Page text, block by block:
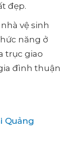
đẹp.
vệ sinh
năng ở
trục giao
đình thuận
Quảng